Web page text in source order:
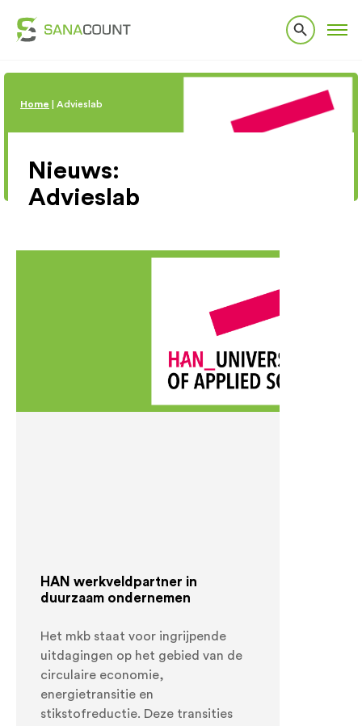
Home Advieslab
Nieuws:
Advieslab
HAN werkveldpartner in
duurzaam ondernemen
Het mkb staat voor ingrijpende
uitdagingen op het gebied van de
circulaire economie,
energietransitie en
stikstofreductie. Deze transities